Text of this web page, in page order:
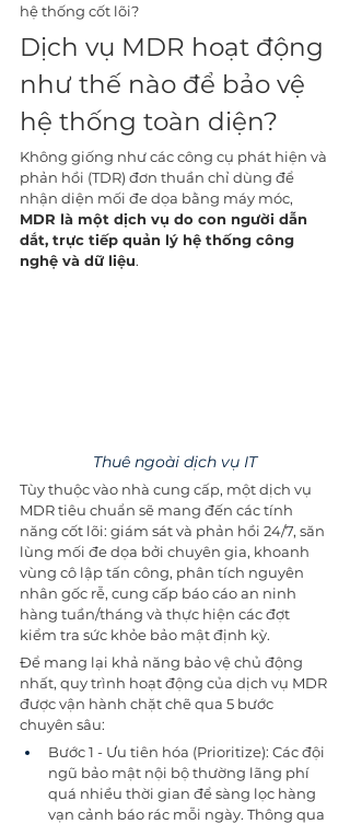
hệ thống cốt lõi?
Dịch vụ MDR hoạt động
như thế nào để bảo vệ
hệ thống toàn diện?
Không giống như các công cụ phát hiện và
phản hồi (TDR) đơn thuần chỉ dùng để
nhận diện mối đe dọa bằng máy móc,
MDR là một dịch vụ do con người dẫn
dắt, trực tiếp quản lý hệ thống công
nghệ và dữ liệu.
Thuê ngoài dịch vụ IT
Tùy thuộc vào nhà cung cấp, một dịch vụ
MDR tiêu chuẩn sẽ mang đến các tính
năng cốt lõi: giám sát và phản hồi 24/7, săn
lùng mối đe dọa bởi chuyên gia, khoanh
vùng cô lập tấn công, phân tích nguyên
nhân gốc rễ, cung cấp báo cáo an ninh
hàng tuần/tháng và thực hiện các đợt
kiểm tra sức khỏe bảo mật định kỳ.
Để mang lại khả năng bảo vệ chủ động
nhất, quy trình hoạt động của dịch vụ MDR
được vận hành chặt chẽ qua 5 bước
chuyên sâu:
Bước 1 - Ưu tiên hóa (Prioritize): Các đội
ngũ bảo mật nội bộ thường lãng phí
quá nhiều thời gian để sàng lọc hàng
vạn cảnh báo rác mỗi ngày. Thông qua